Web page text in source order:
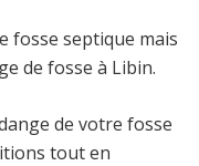
fosse septique mais
de fosse à Libin.
de votre fosse
tout en